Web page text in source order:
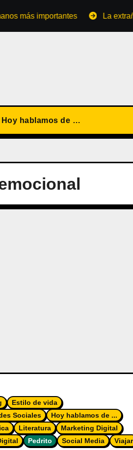
importantes La extraña
Hoy hablamos de …
Estilo de vida
Sociales
Hoy hablamos de ...
Literatura
Marketing Digital
Pedrito Social Media Viajar